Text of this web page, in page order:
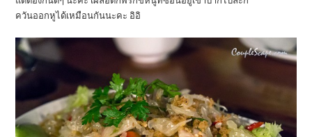
ควันออกหูได้เหมือนกันนะคะ อิอิ